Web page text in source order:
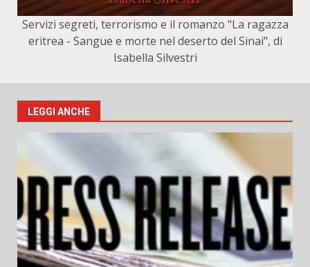
Servizi segreti, terrorismo e il romanzo "La ragazza
eritrea - Sangue e morte nel deserto del Sinai", di
Isabella Silvestri
LEGGI ANCHE